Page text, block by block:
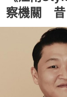
察機關 昔